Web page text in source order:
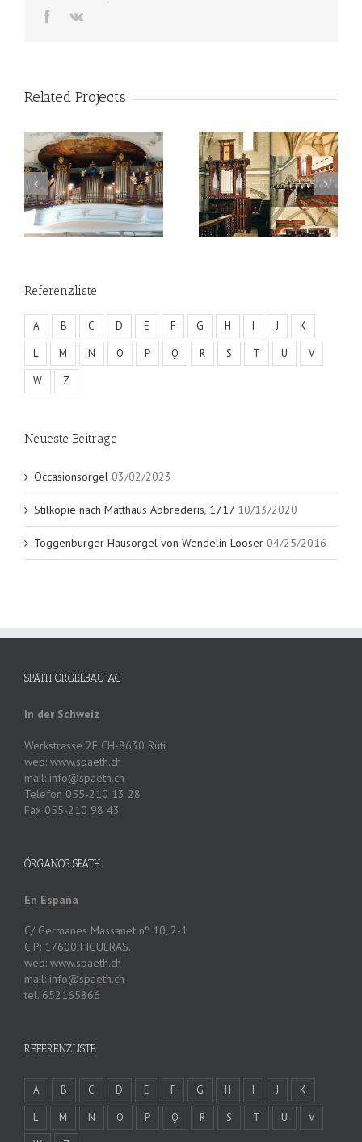
Related Projects
Referenzliste
A B C D E F G H I J
K
L
M N O P Q R S T U
V
W
Z
Neueste Beiträge
Occasionsorgel 03/02/2023
Stilkopie nach Matthäus Abbrederis, 1717 10/13/2020
Toggenburger Hausorgel von Wendelin Looser 04/25/2016
SPÄTH ORGELBAU AG
In der Schweiz
Werkstrasse 2F CH-8630 Rüti
web: www.spaeth.ch
mail: info@spaeth.ch
Telefon 055-210 13 28
Fax 055-210 98 43
ÓRGANOS SPATH
En España
C/ Germanes Massanet nº 10, 2-1
C.P: 17600 FIGUERAS.
web: www.spaeth.ch
mail: info@spaeth.ch
tel. 652165866
REFERENZLISTE
A B C D E F G H I J
K
L
M N O P Q R S T U
V